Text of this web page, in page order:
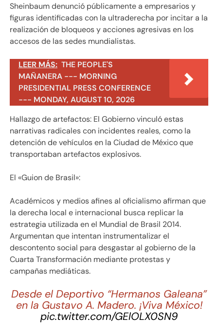
Sheinbaum denunció públicamente a empresarios y
figuras identificadas con la ultraderecha por incitar a la
realización de bloqueos y acciones agresivas en los
accesos de las sedes mundialistas.
LEER MÁS: THE PEOPLE'S
MAÑANERA --- MORNING
PRESIDENTIAL PRESS CONFERENCE
--- MONDAY, AUGUST 10, 2026
Hallazgo de artefactos: El Gobierno vinculó estas
narrativas radicales con incidentes reales, como la
detención de vehículos en la Ciudad de México que
transportaban artefactos explosivos.
El «Guion de Brasil»:
Académicos y medios afines al oficialismo afirman que
la derecha local e internacional busca replicar la
estrategia utilizada en el Mundial de Brasil 2014.
Argumentan que intentan instrumentalizar el
descontento social para desgastar al gobierno de la
Cuarta Transformación mediante protestas y
campañas mediáticas.
Desde el Deportivo “Hermanos Galeana”
en la Gustavo A. Madero. ¡Viva México!
pic.twitter.com/GElOLX0SN9